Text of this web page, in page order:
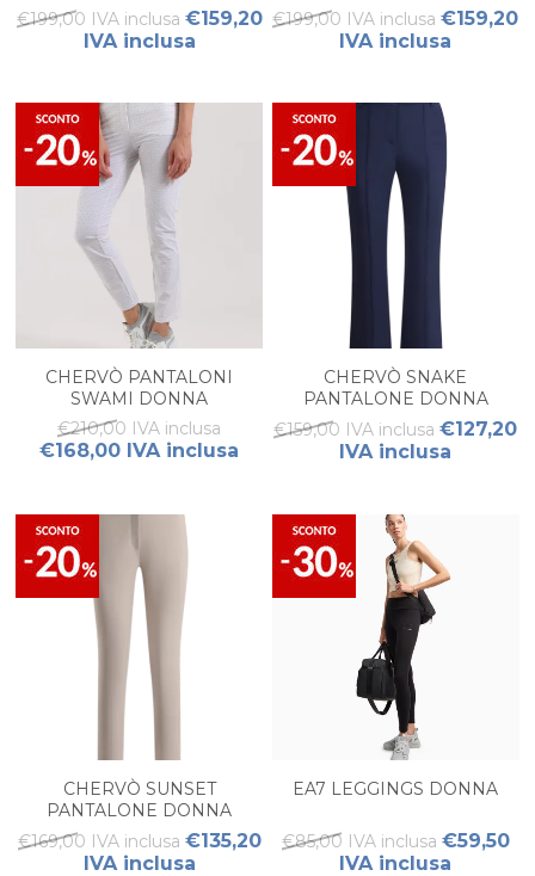
€199,00 IVA inclusa €159,20
IVA inclusa
€199,00 IVA inclusa €159,20
IVA inclusa
CHERVÒ PANTALONI
SWAMI DONNA
€210,00 IVA inclusa
€168,00 IVA inclusa
CHERVÒ SNAKE
PANTALONE DONNA
€159,00 IVA inclusa €127,20
IVA inclusa
CHERVÒ SUNSET
PANTALONE DONNA
€169,00 IVA inclusa €135,20
IVA inclusa
EA7 LEGGINGS DONNA
€85,00 IVA inclusa €59,50
IVA inclusa